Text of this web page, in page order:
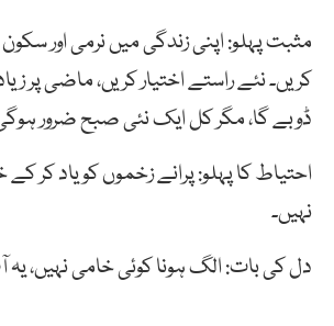
مثبت پہلو: اپنی زندگی میں نرمی اور
کریں۔ نئے راستے اختیار کریں، ماضی پر
ڈوبے گا، مگر کل ایک نئی صبح ضرور
احتیاط کا پہلو: پرانے زخموں کو یاد کر کے
نہیں۔
دل کی بات: الگ ہونا کوئی خامی نہیں،